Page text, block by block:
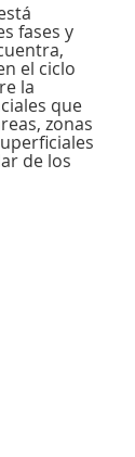
fases y
el ciclo
la
que
zonas
de los